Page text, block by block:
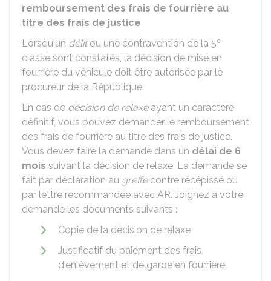
remboursement des frais de fourrière au
titre des frais de justice
Lorsqu'un délitou une contravention de la 5e
classe sont constatés, la décision de mise en
fourrière du véhicule doit être autorisée par le
procureur de la République.
En cas de décision de relaxeayant un caractère
définitif, vous pouvez demander le remboursement
des frais de fourrière au titre des frais de justice.
Vous devez faire la demande dans un délai de 6
mois suivant la décision de relaxe. La demande se
fait par déclaration au greffecontre récépissé ou
par lettre recommandée avec AR. Joignez à votre
demande les documents suivants :
Copie de la décision de relaxe
Justificatif du paiement des frais
d'enlèvement et de garde en fourrière.